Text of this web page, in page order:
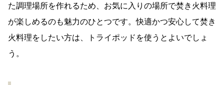
た調理場所を作れるため、お気に入りの場所で焚き火料理
が楽しめるのも魅力のひとつです。快適かつ安心して焚き
火料理をしたい方は、トライポッドを使うとよいでしょ
う。